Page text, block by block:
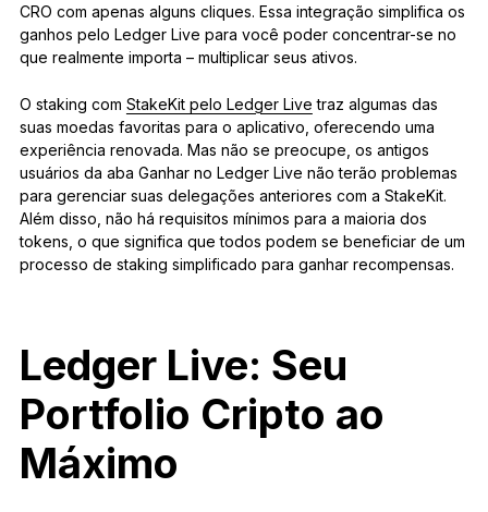
CRO com apenas alguns cliques. Essa integração simplifica os
ganhos pelo Ledger Live para você poder concentrar-se no
que realmente importa – multiplicar seus ativos.
O staking com StakeKit pelo Ledger Live traz algumas das
suas moedas favoritas para o aplicativo, oferecendo uma
experiência renovada. Mas não se preocupe, os antigos
usuários da aba Ganhar no Ledger Live não terão problemas
para gerenciar suas delegações anteriores com a StakeKit.
Além disso, não há requisitos mínimos para a maioria dos
tokens, o que significa que todos podem se beneficiar de um
processo de staking simplificado para ganhar recompensas.
Ledger Live: Seu
Portfolio Cripto ao
Máximo